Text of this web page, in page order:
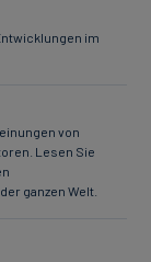
im
von
Lesen Sie
ganzen Welt.